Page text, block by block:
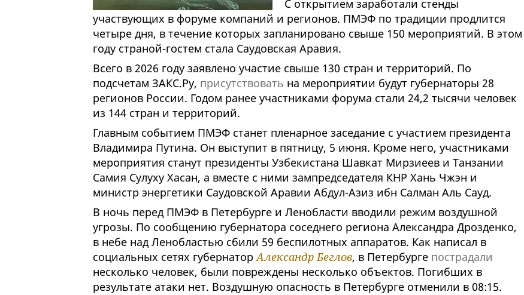
С открытием заработали стенды
участвующих в форуме компаний и регионов. ПМЭФ по традиции продлится
четыре дня, в течение которых запланировано свыше 150 мероприятий. В этом
году страной-гостем стала Саудовская Аравия.
Всего в 2026 году заявлено участие свыше 130 стран и территорий. По
подсчетам ЗАКС.Ру, присутствовать на мероприятии будут губернаторы 28
регионов России. Годом ранее участниками форума стали 24,2 тысячи человек
из 144 стран и территорий.
Главным событием ПМЭФ станет пленарное заседание с участием президента
Владимира Путина. Он выступит в пятницу, 5 июня. Кроме него, участниками
мероприятия станут президенты Узбекистана Шавкат Мирзиеев и Танзании
Самия Сулуху Хасан, а вместе с ними зампредседателя КНР Хань Чжэн и
министр энергетики Саудовской Аравии Абдул-Азиз ибн Салман Аль Сауд.
В ночь перед ПМЭФ в Петербурге и Ленобласти вводили режим воздушной
угрозы. По сообщению губернатора соседнего региона Александра Дрозденко,
в небе над Ленобластью сбили 59 беспилотных аппаратов. Как написал в
социальных сетях губернаторАлександр Беглов, в Петербурге пострадали
несколько человек, были повреждены несколько объектов. Погибших в
результате атаки нет. Воздушную опасность в Петербурге отменили в 08:15.